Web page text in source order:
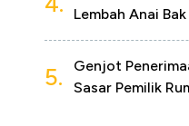
Lembah Anai
5.
Genjot
Sasar Pemilik